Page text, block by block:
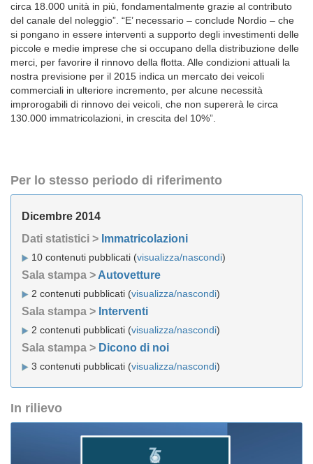
circa 18.000 unità in più, fondamentalmente grazie al contributo
del canale del noleggio”. “E’ necessario – conclude Nordio – che
si pongano in essere interventi a supporto degli investimenti delle
piccole e medie imprese che si occupano della distribuzione delle
merci, per favorire il rinnovo della flotta. Alle condizioni attuali la
nostra previsione per il 2015 indica un mercato dei veicoli
commerciali in ulteriore incremento, per alcune necessità
improrogabili di rinnovo dei veicoli, che non supererà le circa
130.000 immatricolazioni, in crescita del 10%”.
Per lo stesso periodo di riferimento
Dicembre 2014
Dati statistici > Immatricolazioni
10 contenuti pubblicati (visualizza/nascondi)
Sala stampa > Autovetture
2 contenuti pubblicati (visualizza/nascondi)
Sala stampa > Interventi
2 contenuti pubblicati (visualizza/nascondi)
Sala stampa > Dicono di noi
3 contenuti pubblicati (visualizza/nascondi)
In rilievo